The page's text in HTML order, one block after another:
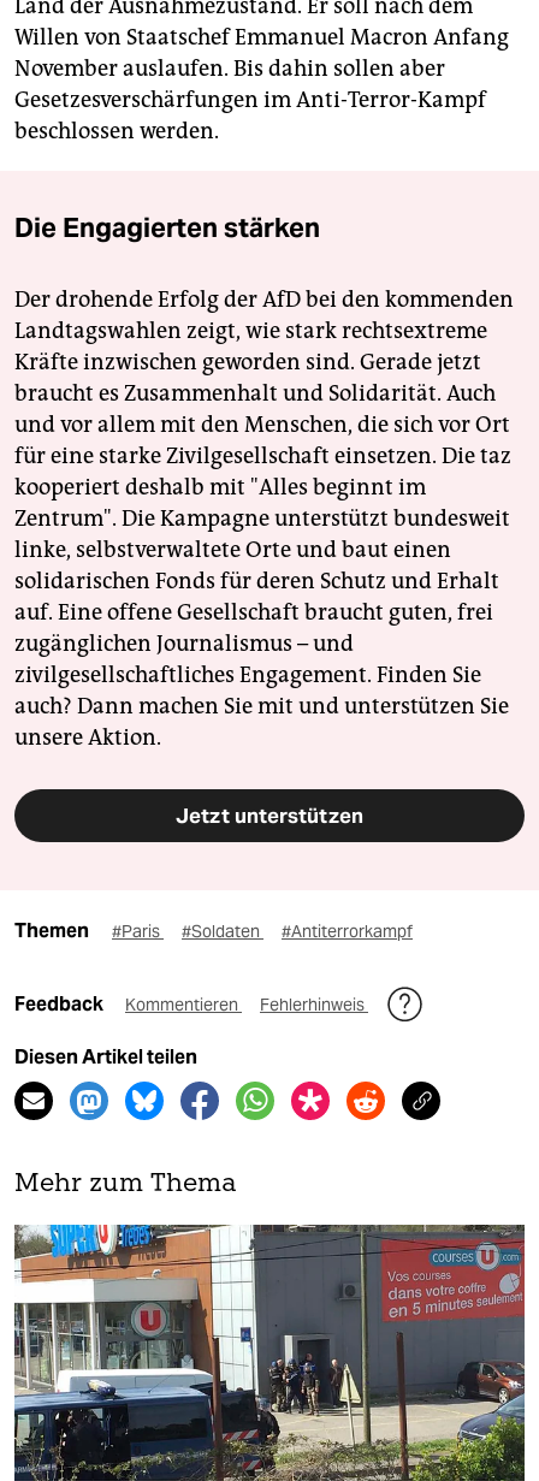
Land der Ausnahmezustand. Er soll nach dem
Willen von Staatschef Emmanuel Macron Anfang
November auslaufen. Bis dahin sollen aber
Gesetzesverschärfungen im Anti-Terror-Kampf
beschlossen werden.
Die Engagierten stärken
Der drohende Erfolg der AfD bei den kommenden
Landtagswahlen zeigt, wie stark rechtsextreme
Kräfte inzwischen geworden sind. Gerade jetzt
braucht es Zusammenhalt und Solidarität. Auch
und vor allem mit den Menschen, die sich vor Ort
für eine starke Zivilgesellschaft einsetzen. Die taz
kooperiert deshalb mit "Alles beginnt im
Zentrum". Die Kampagne unterstützt bundesweit
linke, selbstverwaltete Orte und baut einen
solidarischen Fonds für deren Schutz und Erhalt
auf. Eine offene Gesellschaft braucht guten, frei
zugänglichen Journalismus – und
zivilgesellschaftliches Engagement. Finden Sie
auch? Dann machen Sie mit und unterstützen Sie
unsere Aktion.
Jetzt unterstützen
Themen #Paris #Soldaten #Antiterrorkampf
Feedback Kommentieren Fehlerhinweis
Diesen Artikel teilen
Mehr zum Thema